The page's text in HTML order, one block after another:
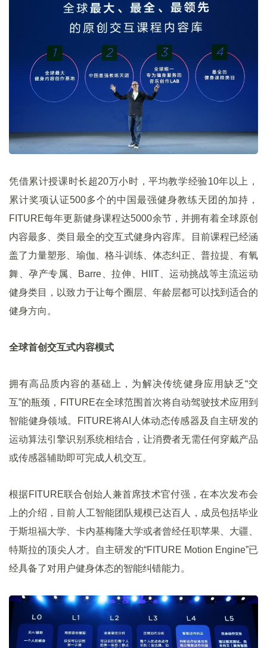
凭借累计授课时长超20万小时，平均教学经验10年以上，
累计奖项认证500多个的中国最强健身教练天团的加持，
FITURE每年更新健身课程达5000余节，并拥有着全球原创
内容最多、类目最全的交互式健身内容库。目前课程已经涵
盖了力量塑形、瑜伽、格斗训练、体态纠正、普拉提、有氧
舞、孕产专属、Barre、拉伸、HIIT、运动挑战等主流运动
健身类目，以致力于让每个圈层、年龄层都可以找到适合的
健身方向。
全球首创交互式内容模式
拥有高品质内容的基础上，为解决传统健身应用缺乏“交
互”的瓶颈，FITURE在全球范围首次将自动驾驶技术应用到
智能健身领域。FITURE将AI人体动态传感器及自主研发的
运动算法引擎识别系统相结合，让消费者无需任何穿戴产品
或传感器辅助即可完成人机交互。
根据FITURE联合创始人兼首席技术官付强，在本次发布会
上的介绍，目前人工智能团队规模已达百人，成员包括毕业
于斯坦福大学、卡内基梅隆大学或者曾经任职苹果、大疆、
特斯拉的顶尖人才。自主研发的“FITURE Motion Engine”已
经具备了对用户健身体态的智能纠错能力。